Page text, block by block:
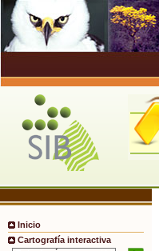
Inicio
Cartografía interactiva